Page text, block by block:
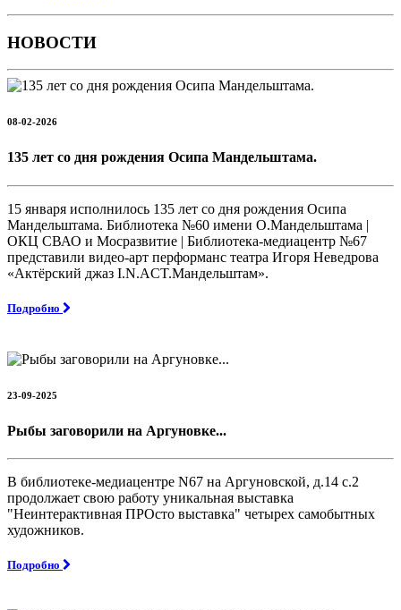
НОВОСТИ
08-02-2026
135 лет со дня рождения Осипа Мандельштама.
15 января исполнилось 135 лет со дня рождения Осипа
Мандельштама. Библиотека №60 имени О.Мандельштама |
ОКЦ СВАО и Мосразвитие | Библиотека-медиацентр №67
представили видео-арт перформанс театра Игоря Неведрова
«Актёрский джаз I.N.ACT.Мандельштам».
Подробно
23-09-2025
Рыбы заговорили на Аргуновке...
В библиотеке-медиацентре N67 на Аргуновской, д.14 с.2
продолжает свою работу уникальная выставка
"Неинтерактивная ПРОсто выставка" четырех самобытных
художников.
Подробно